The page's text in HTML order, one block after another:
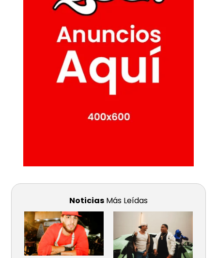
Noticias Más Leídas